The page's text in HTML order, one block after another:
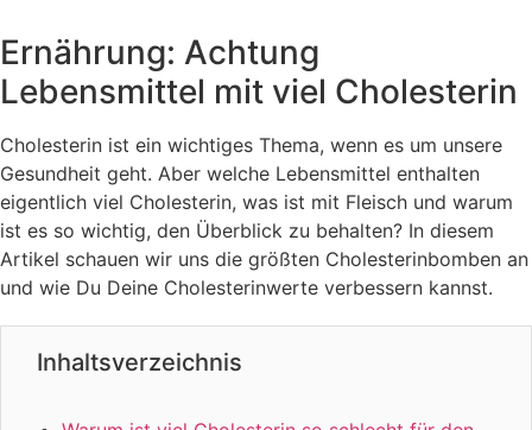
Ernährung: Achtung
Lebensmittel mit viel Cholesterin
Cholesterin ist ein wichtiges Thema, wenn es um unsere
Gesundheit geht. Aber welche Lebensmittel enthalten
eigentlich viel Cholesterin, was ist mit Fleisch und warum
ist es so wichtig, den Überblick zu behalten? In diesem
Artikel schauen wir uns die größten Cholesterinbomben an
und wie Du Deine Cholesterinwerte verbessern kannst.
Inhaltsverzeichnis